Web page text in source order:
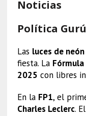
Noticias
Política Gurú
Las luces de neón
fiesta. La Fórmula
2025 con libres
En la FP1, el
Charles Leclerc.